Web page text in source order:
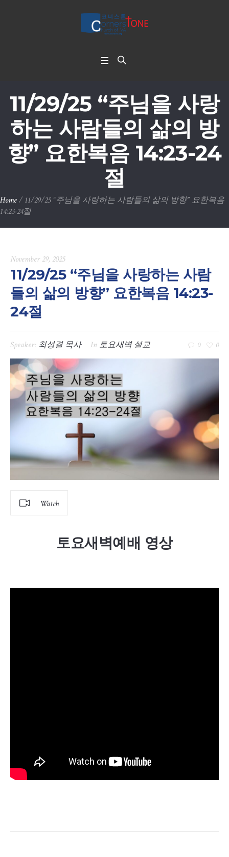
11/29/25 “주님을 사랑
하는 사람들의 삶의 방
향” 요한복음 14:23-24
절
Home/ 11/29/25 “주님을 사랑하는 사람들의 삶의 방향” 요한복음
14:23-24절
November 29, 2025
11/29/25 “주님을 사랑하는 사람
들의 삶의 방향” 요한복음 14:23-
24절
Speaker: 최성결 목사 In 토요새벽 설교 0 0
Watch
토요새벽예배 영상